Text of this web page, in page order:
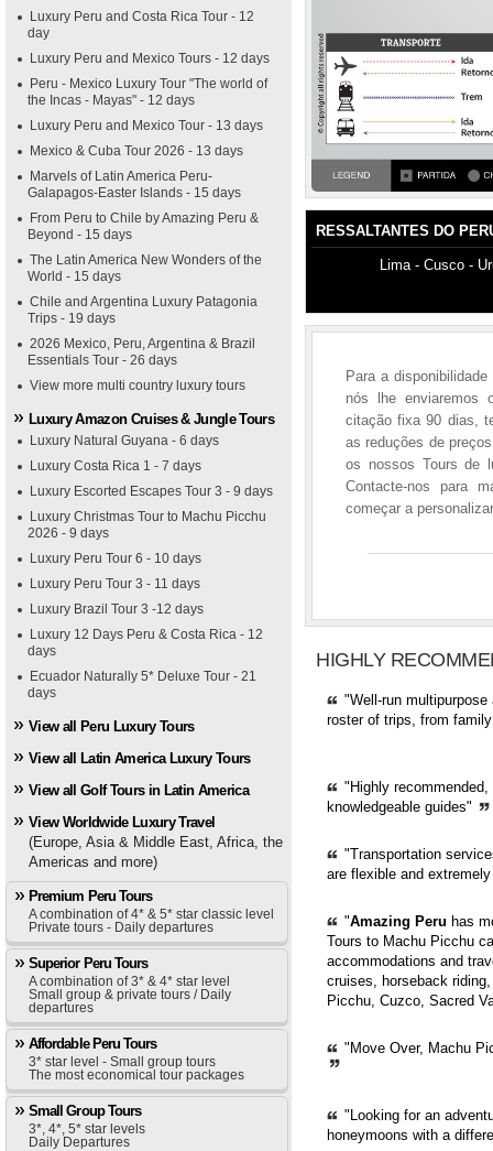
Luxury Peru and Costa Rica Tour - 12
day
Luxury Peru and Mexico Tours - 12 days
Peru - Mexico Luxury Tour "The world of
the Incas - Mayas" - 12 days
Luxury Peru and Mexico Tour - 13 days
Mexico & Cuba Tour 2026 - 13 days
Marvels of Latin America Peru-
Galapagos-Easter Islands - 15 days
From Peru to Chile by Amazing Peru &
Beyond - 15 days
The Latin America New Wonders of the
World - 15 days
Chile and Argentina Luxury Patagonia
Trips - 19 days
2026 Mexico, Peru, Argentina & Brazil
Essentials Tour - 26 days
View more multi country luxury tours
Luxury Amazon Cruises & Jungle Tours
Luxury Natural Guyana - 6 days
Luxury Costa Rica 1 - 7 days
Luxury Escorted Escapes Tour 3 - 9 days
Luxury Christmas Tour to Machu Picchu
2026 - 9 days
Luxury Peru Tour 6 - 10 days
Luxury Peru Tour 3 - 11 days
Luxury Brazil Tour 3 -12 days
Luxury 12 Days Peru & Costa Rica - 12
days
Ecuador Naturally 5* Deluxe Tour - 21
days
View all Peru Luxury Tours
View all Latin America Luxury Tours
View all Golf Tours in Latin America
View Worldwide Luxury Travel
(Europe, Asia & Middle East, Africa, the
Americas and more)
Premium Peru Tours
A combination of 4* & 5* star classic level
Private tours - Daily departures
Superior Peru Tours
A combination of 3* & 4* star level
Small group & private tours / Daily
departures
Affordable Peru Tours
3* star level - Small group tours
The most economical tour packages
Small Group Tours
3*, 4*, 5* star levels
Daily Departures
RESSALTANTES DO
Lima - Cusco -
Para a
nós lhe enviaremos
citação fixa 90 dias,
as reduções de
os nossos Tours de
Contacte-nos para
começar a
HIGHLY
"Well-run
roster of trips, from
"Highly
knowledgeable guides"
"Transportation
are flexible and
"Amazing Peru has
Tours to Machu Picchu
accommodations and
cruises, horseback
Picchu, Cuzco, Sacred
"Move Over, Machu
"Looking for an
honeymoons with a